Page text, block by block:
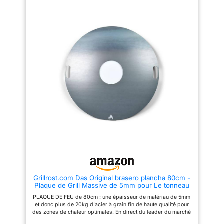
poêles. 2 flacons à presser
pour huile liquide. 1 sac de
rangement de voyage, 1 pince et
1 pinceau en bonus. Le kit
multi-usages est pour cuisiner
en plein air ou dans la cuisine –
Lorsque vous cuisinez dans
votre cuisine, il vous suffit de
suspendre ces spatules au mur
si vous en avez besoin. Si vous
voulez griller en plein air,
placez simplement ce kit
les outils dans le lave-vaisselle
est possible et sûr. Vous pouvez
commencer rapidement, même
si vous n'avez jamais utilisé le
- Que vous soyez un cuisinier
professionnel ou amateur, notre
spatule pour plancha est la
boisson ensemble de pailles，1
× sac de transport. 【Matériau
de haute qualité】: L'ensemble
d'accessoires de grillade est en
acier inoxydable de haute
qualité, résistant à la chaleur, à
la corrosion et durable, sans se
plier ni se fissurer, il est facile à
nettoyer, rend le processus de
grillade plus sûr et plus facile,
et vous offre une expérience de
grillade sans faille.Tous nos
outils de grillade sont solides et
grillade pour notre ensemble
d'accessoires de grillade
parfaitement ranger tous vos
outils de grillade.Pratique à
utiliser, économise de l'espace
Grillrost.com Das Original brasero plancha 80cm -
Plaque de Grill Massive de 5mm pour Le tonneau
ou la Vasque à feu - du Leader du marché - Made
in Germany
PLAQUE DE FEU de 80cm : une épaisseur de matériau de 5mm
et donc plus de 20kg d'acier à grain fin de haute qualité pour
des zones de chaleur optimales. En direct du leader du marché